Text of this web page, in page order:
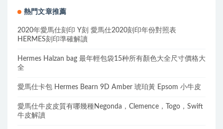
熱門文章推薦
2020年愛馬仕刻印 Y刻 愛馬仕2020刻印年份對照表
HERMES刻印準確解讀
Hermes Halzan bag 最年輕包袋15种所有顏色大全尺寸價格大
全
愛馬仕卡包 Hermes Bearn 9D Amber 琥珀黃 Epsom 小牛皮
愛馬仕牛皮皮質有哪幾種Negonda，Clemence，Togo，Swift
牛皮解讀